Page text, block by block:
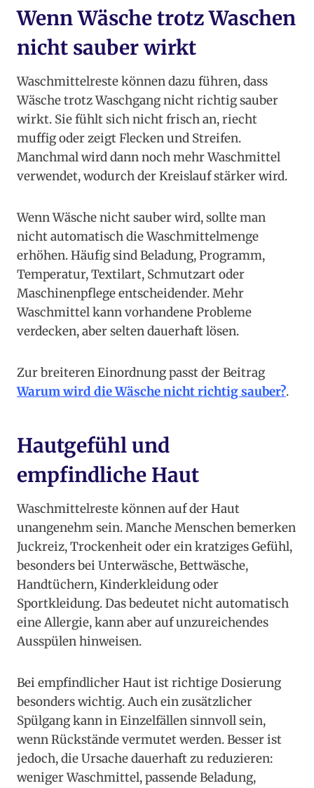
Wenn Wäsche trotz Waschen
nicht sauber wirkt
Waschmittelreste können dazu führen, dass
Wäsche trotz Waschgang nicht richtig sauber
wirkt. Sie fühlt sich nicht frisch an, riecht
muffig oder zeigt Flecken und Streifen.
Manchmal wird dann noch mehr Waschmittel
verwendet, wodurch der Kreislauf stärker wird.
Wenn Wäsche nicht sauber wird, sollte man
nicht automatisch die Waschmittelmenge
erhöhen. Häufig sind Beladung, Programm,
Temperatur, Textilart, Schmutzart oder
Maschinenpflege entscheidender. Mehr
Waschmittel kann vorhandene Probleme
verdecken, aber selten dauerhaft lösen.
Zur breiteren Einordnung passt der Beitrag
Warum wird die Wäsche nicht richtig sauber?.
Hautgefühl und
empfindliche Haut
Waschmittelreste können auf der Haut
unangenehm sein. Manche Menschen bemerken
Juckreiz, Trockenheit oder ein kratziges Gefühl,
besonders bei Unterwäsche, Bettwäsche,
Handtüchern, Kinderkleidung oder
Sportkleidung. Das bedeutet nicht automatisch
eine Allergie, kann aber auf unzureichendes
Ausspülen hinweisen.
Bei empfindlicher Haut ist richtige Dosierung
besonders wichtig. Auch ein zusätzlicher
Spülgang kann in Einzelfällen sinnvoll sein,
wenn Rückstände vermutet werden. Besser ist
jedoch, die Ursache dauerhaft zu reduzieren:
weniger Waschmittel, passende Beladung,